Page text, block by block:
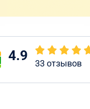
4.9 33 отзывов